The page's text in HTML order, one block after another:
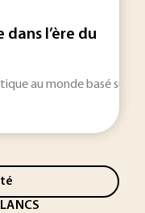
dans l’ère du
au monde basé sur